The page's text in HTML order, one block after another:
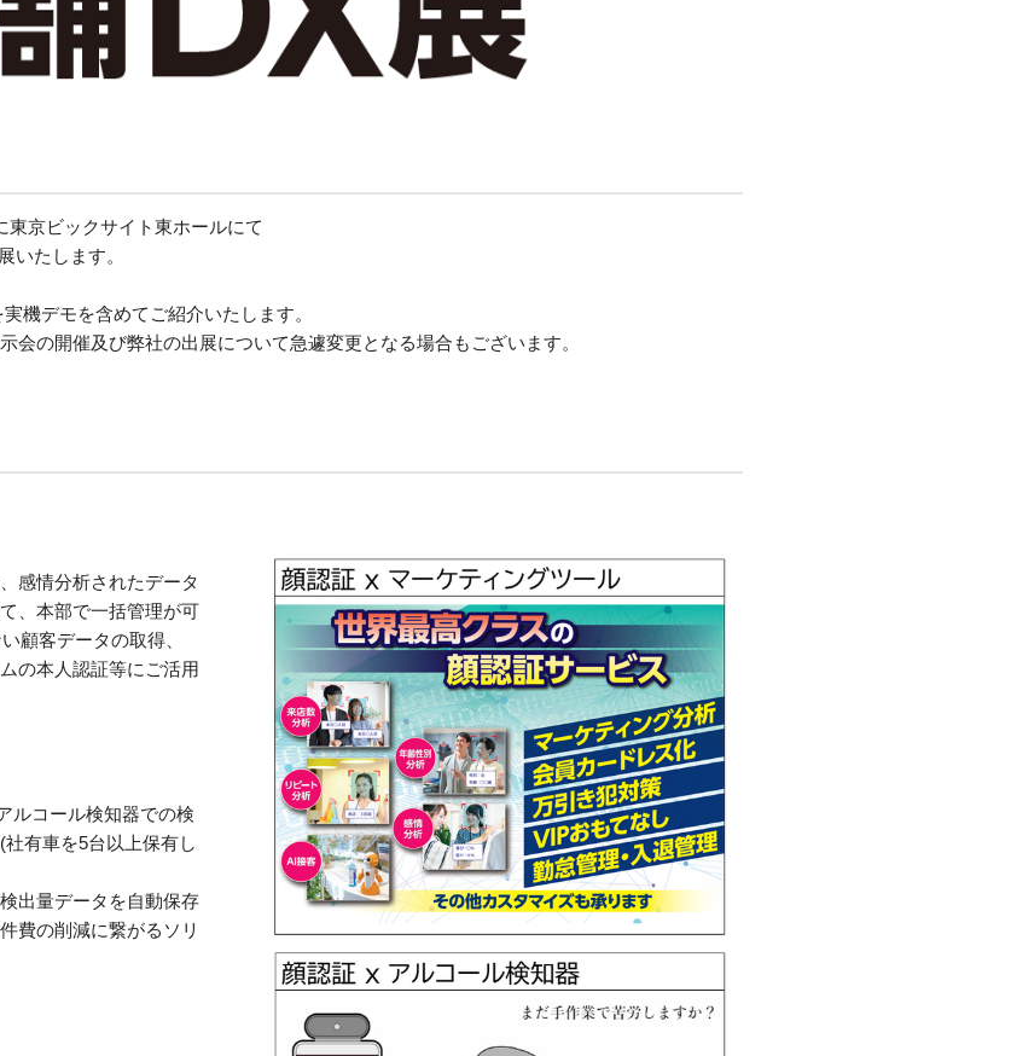
東京ビックサイト東ホールにて
いたします。
機デモを含めてご紹介いたします。
の開催及び弊社の出展について急遽変更となる場合もございます。
感情分析されたデータ
、本部で一括管理が可
顧客データの取得、
の本人認証等にご活用
ルコール検知器での検
有車を5台以上保有し
出量データを自動保存
費の削減に繋がるソリ